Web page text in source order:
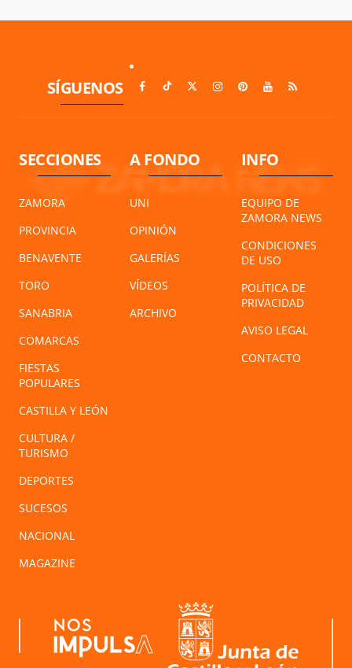
SÍGUENOS
SECCIONES
ZAMORA
PROVINCIA
BENAVENTE
TORO
SANABRIA
COMARCAS
FIESTAS
POPULARES
CASTILLA Y LEÓN
CULTURA /
TURISMO
DEPORTES
SUCESOS
NACIONAL
MAGAZINE
A FONDO
UNI
OPINIÓN
GALERÍAS
VÍDEOS
ARCHIVO
INFO
EQUIPO DE
ZAMORA NEWS
CONDICIONES
DE USO
POLÍTICA DE
PRIVACIDAD
AVISO LEGAL
CONTACTO